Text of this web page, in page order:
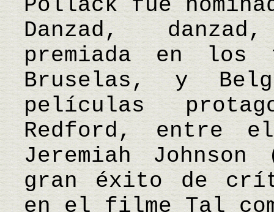
Pollack fue
Danzad,
premiada en los
Bruselas, y
películas
Redford, entre
Jeremiah
gran éxito de
en el filme Tal